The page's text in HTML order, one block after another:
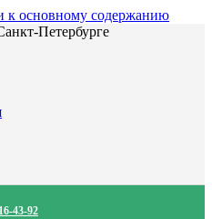
к основному содержанию
Петербурге
43-92